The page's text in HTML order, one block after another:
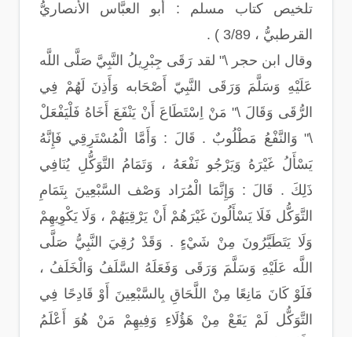
تلخيص كتاب مسلم : أبو العبَّاس الأنصاريُّ
القرطبيُّ ، 3/89 ) .
وقال ابن حجر \" لقد رَقَى جِبْرِيلُ النَّبِيَّ صَلَّى اللَّه
عَلَيْهِ وَسَلَّمَ وَرَقَى النَّبِيّ أَصْحَابه وَأَذِنَ لَهُمْ فِي
الرُّقَى وَقَالَ \" مَنْ اِسْتَطَاعَ أَنْ يَنْفَعَ أَخَاهُ فَلْيَفْعَلْ
\" وَالنَّفْعُ مَطْلُوبٌ . قَالَ : وَأَمَّا الْمُسْتَرِقِي فَإِنَّهُ
يَسْأَلُ غَيْرَهُ وَيَرْجُو نَفْعَهُ ، وَتَمَامُ التَّوَكُّلِ يُنَافِي
ذَلِكَ . قَالَ : وَإِنَّمَا الْمُرَاد وَصْف السَّبْعِينَ بِتَمَامِ
التَّوَكُّل فَلَا يَسْأَلُونَ غَيْرَهُمْ أَنْ يَرْقِيَهُمْ ، وَلَا يَكْوِيهِمْ
وَلَا يَتَطَيَّرُونَ مِنْ شَيْءٍ . وَقَدْ رُقِيَ النَّبِيُّ صَلَّى
اللَّه عَلَيْهِ وَسَلَّمَ وَرَقَى وَفَعَلَهُ السَّلَفُ وَالْخَلَفُ ،
فَلَوْ كَانَ مَانِعًا مِنْ اللَّحَاقِ بِالسَّبْعِينَ أَوْ قَادِحًا فِي
التَّوَكُّل لَمْ يَقَعْ مِنْ هَؤُلَاءِ وَفِيهِمْ مَنْ هُوَ أَعْلَمُ